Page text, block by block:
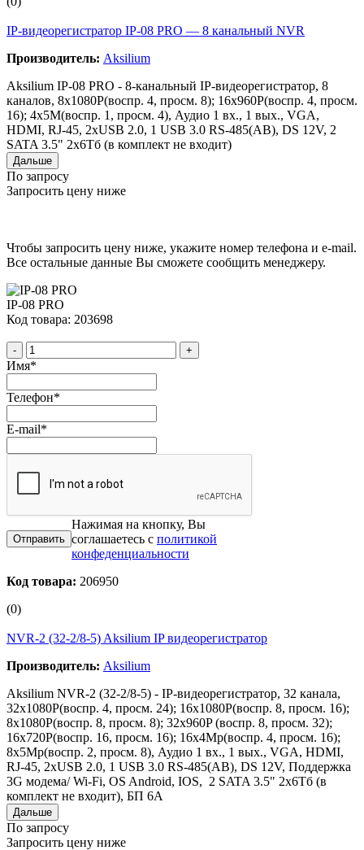
IP-видеорегистратор IP-08 PRO — 8 канальный NVR
Производитель: Aksilium
Aksilium IP-08 PRO - 8-канальный IP-видеорегистратор, 8
каналов, 8x1080P(воспр. 4, просм. 8); 16x960P(воспр. 4, просм.
16); 4x5M(воспр. 1, просм. 4), Аудио 1 вх., 1 вых., VGA,
HDMI, RJ-45, 2xUSB 2.0, 1 USB 3.0 RS-485(AB), DS 12V, 2
SATA 3.5" 2x6Tб (в комплект не входит)
Дальше
По запросу
Запросить цену ниже
Чтобы запросить цену ниже, укажите номер телефона и e-mail.
Все остальные данные Вы сможете сообщить менеджеру.
IP-08 PRO
Код товара: 203698
- +
Имя*
Телефон*
E-mail*
Нажимая на кнопку, Вы
соглашаетесь с политикой
конфеденциальности
Код товара: 206950
(0)
NVR-2 (32-2/8-5) Aksilium IP видеорегистратор
Производитель: Aksilium
Aksilium NVR-2 (32-2/8-5) - IP-видеорегистратор, 32 канала,
32x1080P(воспр. 4, просм. 24); 16x1080P(воспр. 8, просм. 16);
8x1080P(воспр. 8, просм. 8); 32x960P (воспр. 8, просм. 32);
16x720P(воспр. 16, просм. 16); 16x4Mр(воспр. 4, просм. 16);
8x5Mр(воспр. 2, просм. 8), Аудио 1 вх., 1 вых., VGA, HDMI,
RJ-45, 2xUSB 2.0, 1 USB 3.0 RS-485(AB), DS 12V, Поддержка
3G модема/ Wi-Fi, ОS Android, IОS, 2 SATA 3.5" 2x6Tб (в
комплект не входит), БП 6А
Дальше
По запросу
Запросить цену ниже